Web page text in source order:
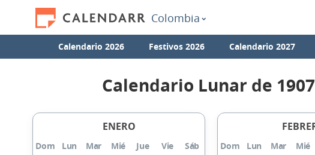
Colombia
Calendario 2026 Festivos 2026 Calendario 2027
Calendario Lunar de
ENERO
Dom Lun Mar Mié Jue Vie Sáb Dom Lun Mar Mié